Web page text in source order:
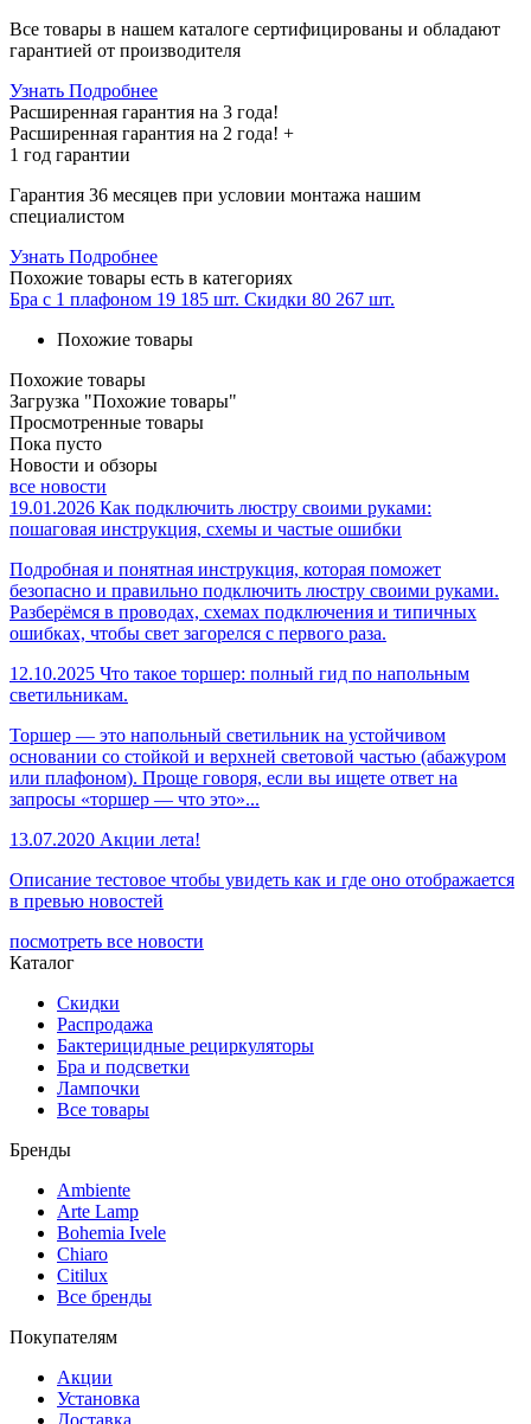
Все товары в нашем каталоге сертифицированы и обладают
гарантией от производителя
Узнать Подробнее
Расширенная гарантия на 3 года!
Расширенная гарантия на 2 года! +
1 год гарантии
Гарантия 36 месяцев при условии монтажа нашим
специалистом
Узнать Подробнее
Похожие товары есть в категориях
Бра с 1 плафоном 19 185 шт. Скидки 80 267 шт.
Похожие товары
Похожие товары
Загрузка "Похожие товары"
Просмотренные товары
Пока пусто
Новости и обзоры
все новости
19.01.2026 Как подключить люстру своими руками:
пошаговая инструкция, схемы и частые ошибки
Подробная и понятная инструкция, которая поможет
безопасно и правильно подключить люстру своими руками.
Разберёмся в проводах, схемах подключения и типичных
ошибках, чтобы свет загорелся с первого раза.
12.10.2025 Что такое торшер: полный гид по напольным
светильникам.
Торшер — это напольный светильник на устойчивом
основании со стойкой и верхней световой частью (абажуром
или плафоном). Проще говоря, если вы ищете ответ на
запросы «торшер — что это»...
13.07.2020 Акции лета!
Описание тестовое чтобы увидеть как и где оно отображается
в превью новостей
посмотреть все новости
Каталог
Скидки
Распродажа
Бактерицидные рециркуляторы
Бра и подсветки
Лампочки
Все товары
Бренды
Ambiente
Arte Lamp
Bohemia Ivele
Chiaro
Citilux
Все бренды
Покупателям
Акции
Установка
Доставка